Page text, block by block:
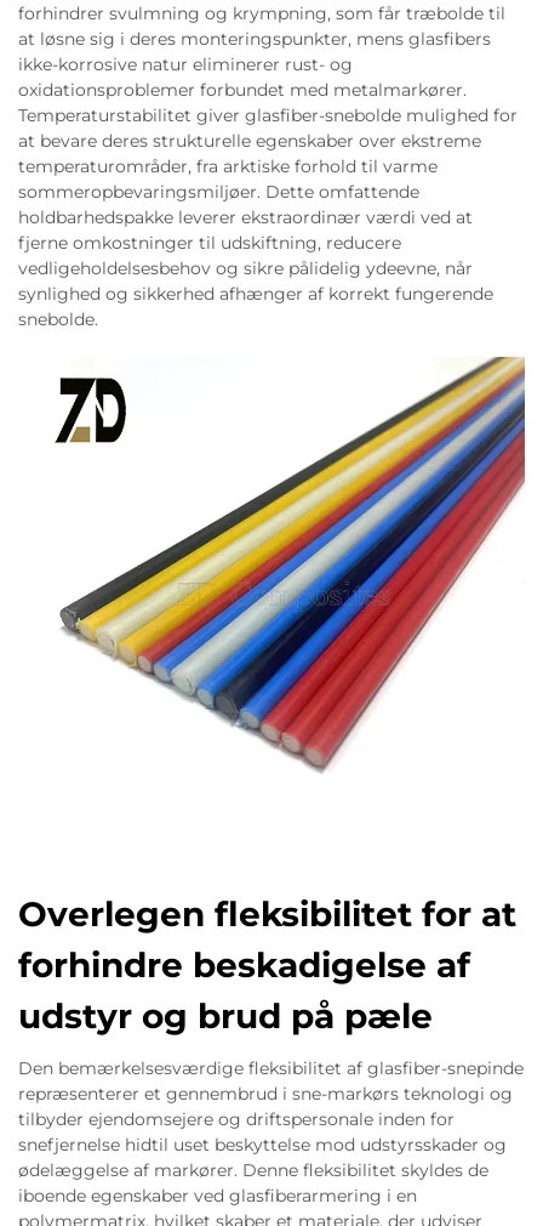
forhindrer svulmning og krympning, som får træbolde til
at løsne sig i deres monteringspunkter, mens glasfibers
ikke-korrosive natur eliminerer rust- og
oxidationsproblemer forbundet med metalmarkører.
Temperaturstabilitet giver glasfiber-snebolde mulighed for
at bevare deres strukturelle egenskaber over ekstreme
temperaturområder, fra arktiske forhold til varme
sommeropbevaringsmiljøer. Dette omfattende
holdbarhedspakke leverer ekstraordinær værdi ved at
fjerne omkostninger til udskiftning, reducere
vedligeholdelsesbehov og sikre pålidelig ydeevne, når
synlighed og sikkerhed afhænger af korrekt fungerende
snebolde.
Overlegen fleksibilitet for at
forhindre beskadigelse af
udstyr og brud på pæle
Den bemærkelsesværdige fleksibilitet af glasfiber-snepinde
repræsenterer et gennembrud i sne-markørs teknologi og
tilbyder ejendomsejere og driftspersonale inden for
snefjernelse hidtil uset beskyttelse mod udstyrsskader og
ødelæggelse af markører. Denne fleksibilitet skyldes de
iboende egenskaber ved glasfiberarmering i en
polymermatrix, hvilket skaber et materiale, der udviser